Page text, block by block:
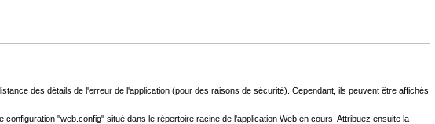
des détails de l'erreur de l'application (pour des raisons de sécurité). Cependant, ils peuvent être affichés
"web.config" situé dans le répertoire racine de l'application Web en cours. Attribuez ensuite la